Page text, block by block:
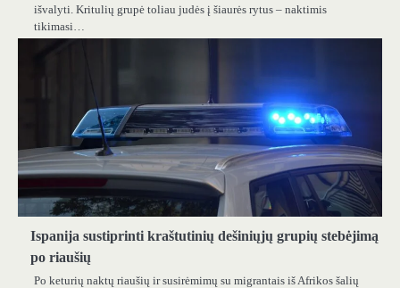
išvalyti. Kritulių grupė toliau judės į šiaurės rytus – naktimis
tikimasi…
Ispanija sustiprinti kraštutinių dešiniųjų grupių stebėjimą
po riaušių
Po keturių naktų riaušių ir susirėmimų su migrantais iš Afrikos šalių